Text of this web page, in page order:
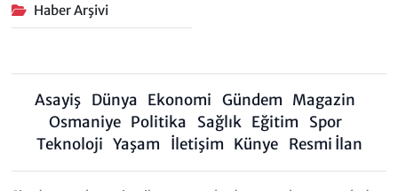
Haber Arşivi
Asayiş Dünya Ekonomi Gündem Magazin
Osmaniye Politika Sağlık Eğitim
Spor
Teknoloji Yaşam İletişim Künye Resmi İlan